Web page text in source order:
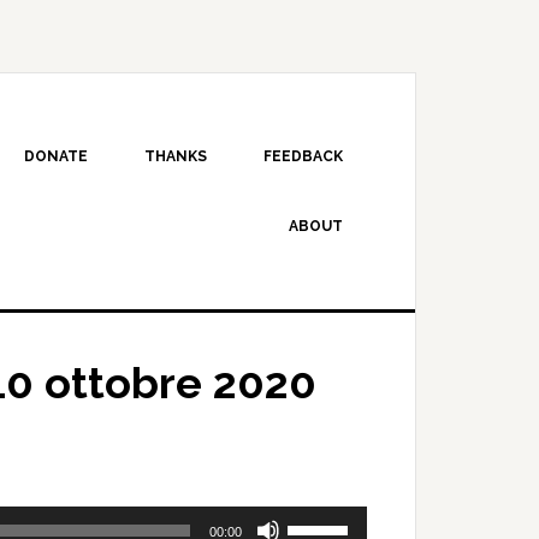
DONATE THANKS FEEDBACK
ABOUT
ottobre 2020
00:00